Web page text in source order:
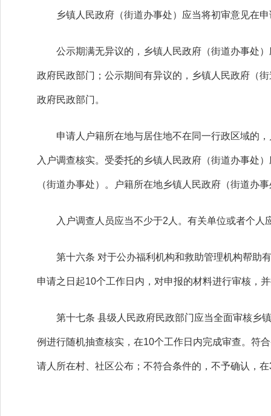
乡镇人民政府（街道办事处）应当将初审意见在申
公示期满无异议的，乡镇人民政府（街道办事处）
政府民政部门；公示期间有异议的，乡镇人民政府（
政府民政部门。
申请人户籍所在地与居住地不在同一行政区域的，
入户调查核实。受委托的乡镇人民政府（街道办事处
（街道办事处）。户籍所在地乡镇人民政府（街道办
入户调查人员应当不少于2人。有关单位或者个人
第十六条 对于公办福利机构和救助管理机构帮助有
申请之日起10个工作日内，对申报的材料进行审核，
第十七条 县级人民政府民政部门应当全面审核乡镇
例进行随机抽查核实，在10个工作日内完成审查。符
请人所在村、社区公布；不符合条件的，不予确认，